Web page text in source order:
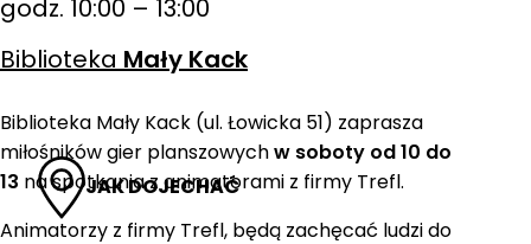
JAK DOJECHAĆ
godz. 10:00 – 13:00
Biblioteka Mały Kack
Biblioteka Mały Kack (ul. Łowicka 51) zaprasza
miłośników gier planszowychw soboty od 10 do
13 na spotkania z animatorami z firmy Trefl.
Animatorzy z firmy Trefl, będą zachęcać ludzi do